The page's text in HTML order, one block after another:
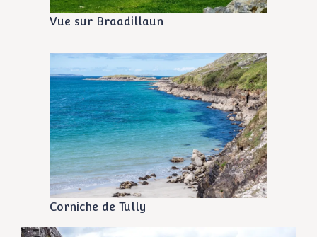
Vue sur Braadillaun
Corniche de Tully